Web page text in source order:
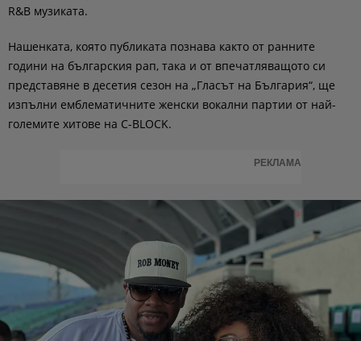
R&B музиката.
Нашенката, която публиката познава както от ранните
години на българския рап, така и от впечатляващото си
представяне в десетия сезон на „Гласът на България“, ще
изпълни емблематичните женски вокални партии от най-
големите хитове на C-BLOCK.
РЕКЛАМА